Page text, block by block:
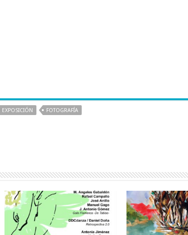
EXPOSICIÓN FOTOGRAFÍA